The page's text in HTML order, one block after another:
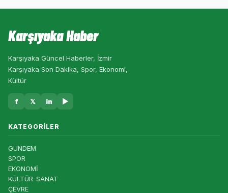
Karşıyaka Haber
Karşıyaka Güncel Haberler, İzmir
Karşıyaka Son Dakika, Spor, Ekonomi,
Kültür
f 𝕏 in ▶
KATEGORILER
GÜNDEM
SPOR
EKONOMİ
KÜLTÜR-SANAT
ÇEVRE